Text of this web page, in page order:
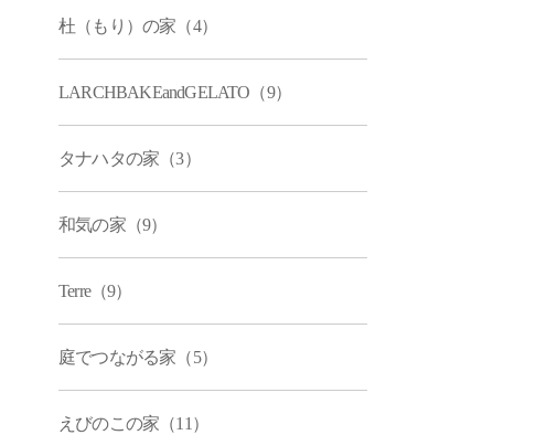
杜（もり）の家（4）
LARCHBAKEandGELATO（9）
タナハタの家（3）
和気の家（9）
Terre（9）
庭でつながる家（5）
えびのこの家（11）